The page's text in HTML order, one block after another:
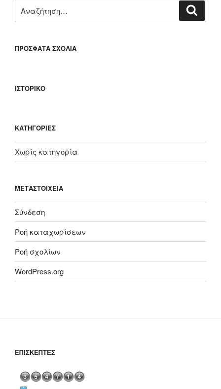
για:
ΠΡΌΣΦΑΤΑ ΣΧΌΛΙΑ
ΙΣΤΟΡΙΚΌ
KΑΤΗΓΟΡΊΕΣ
Χωρίς κατηγορία
ΜΕΤΑΣΤΟΙΧΕΊΑ
Σύνδεση
Ροή καταχωρίσεων
Ροή σχολίων
WordPress.org
ΕΠΙΣΚΈΠΤΕΣ